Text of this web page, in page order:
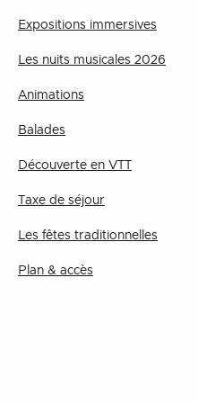
Expositions immersives
Les nuits musicales 2026
Animations
Balades
Découverte en VTT
Taxe de séjour
Les fêtes traditionnelles
Plan & accès